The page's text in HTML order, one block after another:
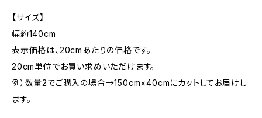
【サイズ】
幅約140cm
表示価格は、20cmあたりの価格です。
20cm単位でお買い求めいただけます。
例）数量2でご購入の場合→150cm×40cmにカットしてお届けし
ます。